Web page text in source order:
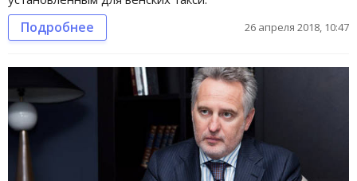
Подробнее 26 апреля 2018, 10:47